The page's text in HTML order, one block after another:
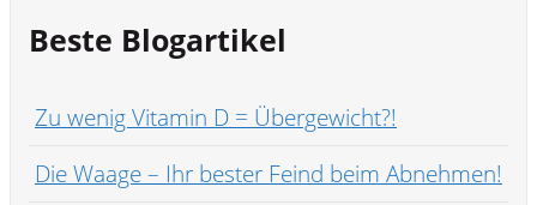
Beste Blogartikel
Zu wenig Vitamin D = Übergewicht?!
Die Waage – Ihr bester Feind beim Abnehmen!